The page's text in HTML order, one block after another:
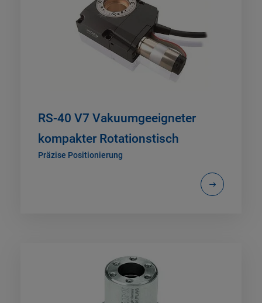
RS-40 V7 Vakuumgeeigneter
kompakter Rotationstisch
Präzise Positionierung